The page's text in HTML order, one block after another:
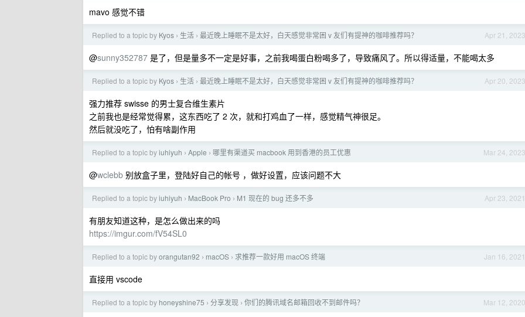
mavo 感觉不错
Apr 21, 2023
Replied to a topic by Kyos › 生活 › 最近晚上睡眠不是太好，白天感觉非常困 v 友们有提神的咖啡推荐吗？
@sunny352787 是了，但是量多不一定是好事，之前我喝蛋白粉喝多了，导致痛风了。所以得适量，不能喝太多
Apr 20, 2023
Replied to a topic by Kyos › 生活 › 最近晚上睡眠不是太好，白天感觉非常困 v 友们有提神的咖啡推荐吗？
强力推荐 swisse 的男士复合维生素片
之前我也是经常觉得累，这东西吃了 2 次，就和打鸡血了一样，感觉精气神很足。
然后就没吃了，怕有啥副作用
Mar 24, 2023
Replied to a topic byiuhiyuh › Apple › 哪里有渠道买 macbook 用到香港的员工优惠
@wclebb 别放盒子里，登陆好自己的帐号 ，做好设置，应该问题不大
Apr 23, 2021
Replied to a topic byiuhiyuh › MacBook Pro › M1 现在的 bug 还多不多
有朋友知道这种，是怎么做出来的吗
https://imgur.com/fV54SL0
Jan 16, 2021
Replied to a topic byorangutan92 › macOS › 求推荐一款好用 macOS 终端
直接用 vscode
Mar 12, 2020
Replied to a topic by honeyshine75 › 分享发现 › 你们的腾讯域名邮箱回收不到邮件吗？